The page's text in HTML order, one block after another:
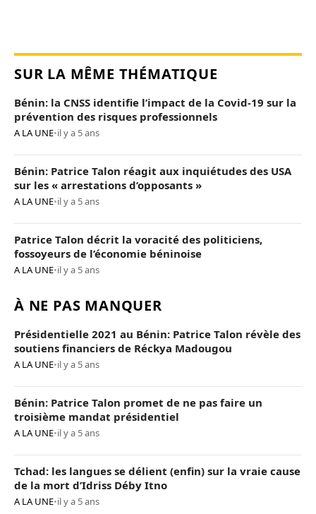
SUR LA MÊME THÉMATIQUE
Bénin: la CNSS identifie l’impact de la Covid-19 sur la
prévention des risques professionnels
A LA UNE•il y a 5 ans
Bénin: Patrice Talon réagit aux inquiétudes des USA
sur les « arrestations d’opposants »
A LA UNE•il y a 5 ans
Patrice Talon décrit la voracité des politiciens,
fossoyeurs de l’économie béninoise
A LA UNE•il y a 5 ans
À NE PAS MANQUER
Présidentielle 2021 au Bénin: Patrice Talon révèle des
soutiens financiers de Réckya Madougou
A LA UNE•il y a 5 ans
Bénin: Patrice Talon promet de ne pas faire un
troisième mandat présidentiel
A LA UNE•il y a 5 ans
Tchad: les langues se délient (enfin) sur la vraie cause
de la mort d’Idriss Déby Itno
A LA UNE•il y a 5 ans